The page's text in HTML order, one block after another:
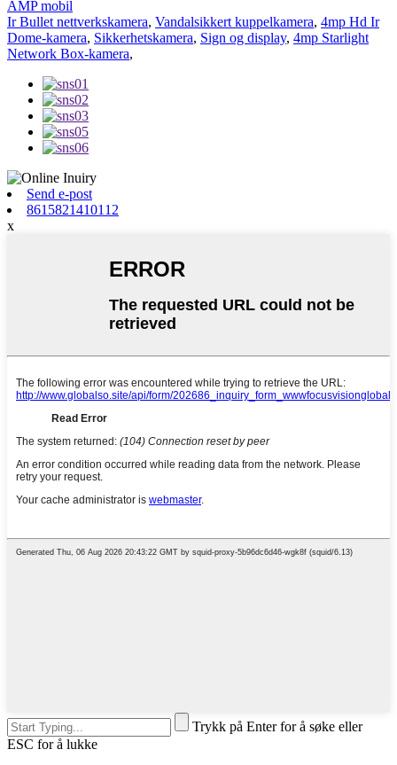
AMP mobil
Ir Bullet nettverkskamera, Vandalsikkert kuppelkamera, 4mp Hd Ir
Dome-kamera, Sikkerhetskamera, Sign og display, 4mp Starlight
Network Box-kamera,
Send e-post
8615821410112
x
Trykk på Enter for å søke eller
ESC for å lukke